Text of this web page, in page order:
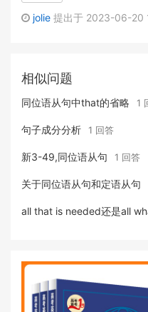
jolie 提出于 2023-06-20
相似问题
同位语从句中that的省略 1
句子成分分析 1 回答
新3-49,同位语从句 1 回答
关于同位语从句和定语从句
all that is needed还是all